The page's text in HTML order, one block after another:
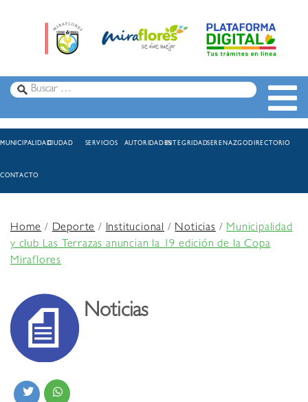
MUNICIPALIDADCIUDAD SERVICIOS AUTORIDADESINTEGRIDADSERENAZGODIRECTORIO
CONTACTO
Home/Deporte/Institucional /Noticias/Municipalidad
y club Las Terrazas anuncian la 19 edición de la Copa
Miraflores
Noticias